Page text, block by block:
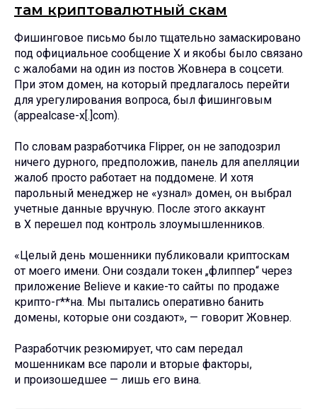
там криптовалютный скам
Фишинговое письмо было тщательно замаскировано
под официальное сообщение X и якобы было связано
с жалобами на один из постов Жовнера в соцсети.
При этом домен, на который предлагалось перейти
для урегулирования вопроса, был фишинговым
(appealcase-x[.]com).
По словам разработчика Flipper, он не заподозрил
ничего дурного, предположив, панель для апелляции
жалоб просто работает на поддомене. И хотя
парольный менеджер не «узнал» домен, он выбрал
учетные данные вручную. После этого аккаунт
в X перешел под контроль злоумышленников.
«Целый день мошенники публиковали криптоскам
от моего имени. Они создали токен „флиппер“ через
приложение Believe и какие-то сайты по продаже
крипто-г**на. Мы пытались оперативно банить
домены, которые они создают», — говорит Жовнер.
Разработчик резюмирует, что сам передал
мошенникам все пароли и вторые факторы,
и произошедшее — лишь его вина.